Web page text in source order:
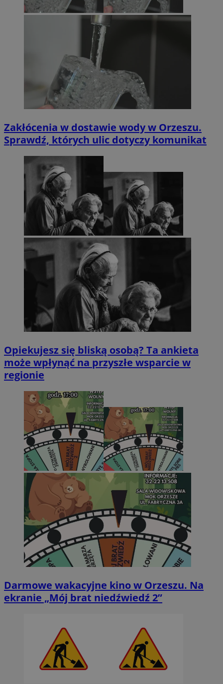
Zakłócenia w dostawie wody w Orzeszu.
Sprawdź, których ulic dotyczy komunikat
Opiekujesz się bliską osobą? Ta ankieta
może wpłynąć na przyszłe wsparcie w
regionie
Darmowe wakacyjne kino w Orzeszu. Na
ekranie „Mój brat niedźwiedź 2”